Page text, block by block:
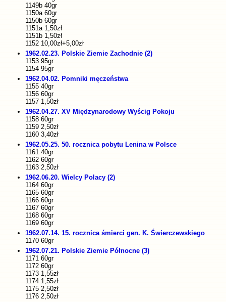
1149b 40gr
1150a 60gr
1150b 60gr
1151a 1,50zł
1151b 1,50zł
1152 10,00zł+5,00zł
1962.02.23. Polskie Ziemie Zachodnie (2)
1153 95gr
1154 95gr
1962.04.02. Pomniki męczeństwa
1155 40gr
1156 60gr
1157 1,50zł
1962.04.27. XV Międzynarodowy Wyścig Pokoju
1158 60gr
1159 2,50zł
1160 3,40zł
1962.05.25. 50. rocznica pobytu Lenina w Polsce
1161 40gr
1162 60gr
1163 2,50zł
1962.06.20. Wielcy Polacy (2)
1164 60gr
1165 60gr
1166 60gr
1167 60gr
1168 60gr
1169 60gr
1962.07.14. 15. rocznica śmierci gen. K. Świerczewskiego
1170 60gr
1962.07.21. Polskie Ziemie Północne (3)
1171 60gr
1172 60gr
1173 1,55zł
1174 1,55zł
1175 2,50zł
1176 2,50zł